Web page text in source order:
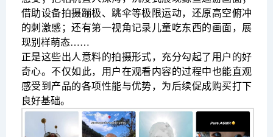
借助设备拍摄蹦极、跳伞等极限运动，还原高空俯冲
的刺激感；还有第一视角记录儿童吃东西的画面，展
现别样萌态……
正是这些出人意料的拍摄形式，充分勾起了用户的好
奇心。不仅如此，用户在观看内容的过程中也能直观
感受到产品的各项性能与优势，为后续促成购买打下
良好基础。